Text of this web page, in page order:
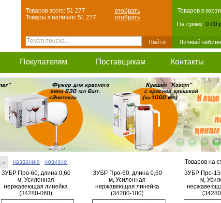
Товаров в
На сумму: 0.00
Личный
Товаров всего: 51 277
отобрать
Товары в наличии: 51 277
отобрать
Покупателям Поставщикам Контакты
названию новизне
Товаров на
ЗУБР Про-60, длина 0,60
м, Усиленная
нержавеющая линейка
(34280-060)
ЗУБР Про-60, длина 0,60
м, Усиленная
нержавеющая линейка
(34280-100)
ЗУБР Про-
м,